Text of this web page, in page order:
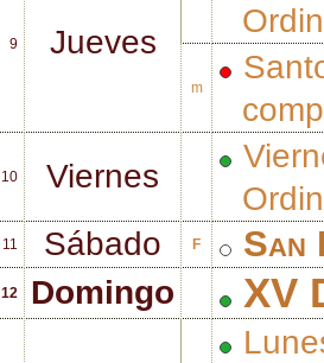
9 Jueves
m
10 Viernes
11 Sábado F San
12 Domingo XV